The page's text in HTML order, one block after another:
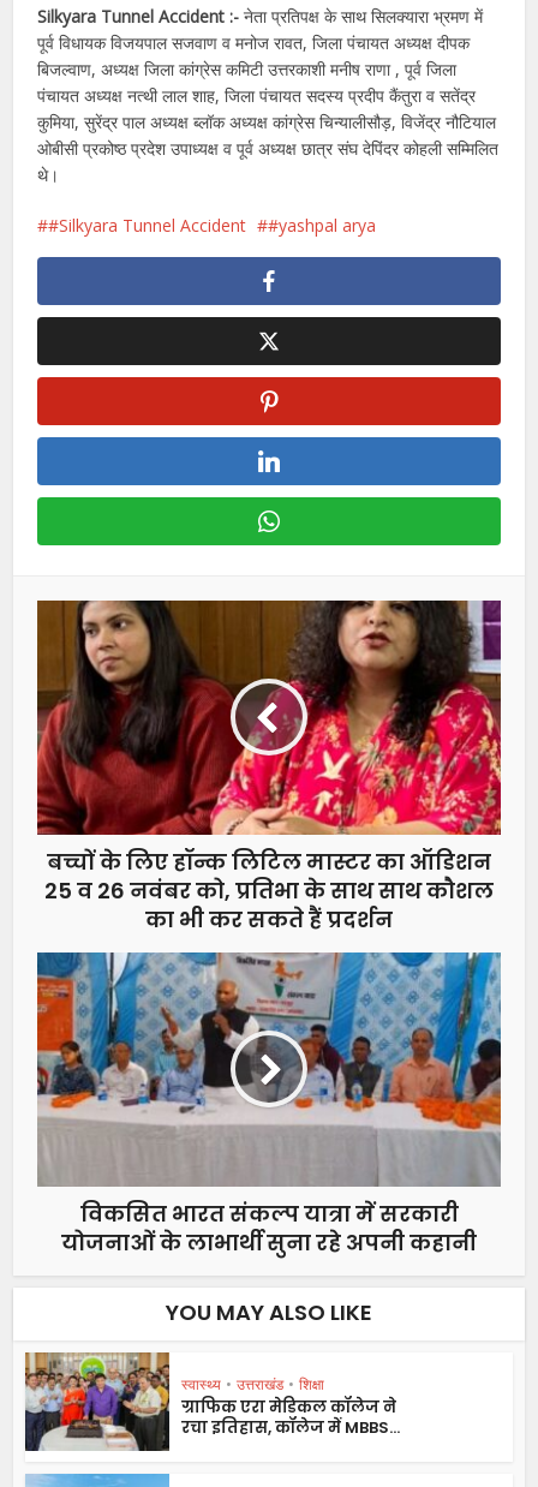
Silkyara Tunnel Accident :- नेता प्रतिपक्ष के साथ सिलक्यारा भ्रमण में
पूर्व विधायक विजयपाल सजवाण व मनोज रावत, जिला पंचायत अध्यक्ष दीपक
बिजल्वाण, अध्यक्ष जिला कांग्रेस कमिटी उत्तरकाशी मनीष राणा , पूर्व जिला
पंचायत अध्यक्ष नत्थी लाल शाह, जिला पंचायत सदस्य प्रदीप कैंतुरा व सतेंद्र
कुमिया, सुरेंद्र पाल अध्यक्ष ब्लॉक अध्यक्ष कांग्रेस चिन्यालीसौड़, विजेंद्र नौटियाल
ओबीसी प्रकोष्ठ प्रदेश उपाध्यक्ष व पूर्व अध्यक्ष छात्र संघ देपिंदर कोहली सम्मिलित
थे।
#Silkyara Tunnel Accident #yashpal arya
बच्चों के लिए हॉन्क लिटिल मास्टर का ऑडिशन
25 व 26 नवंबर को, प्रतिभा के साथ साथ कौशल
का भी कर सकते हैं प्रदर्शन
विकसित भारत संकल्प यात्रा में सरकारी
योजनाओं के लाभार्थी सुना रहे अपनी कहानी
YOU MAY ALSO LIKE
स्वास्थ्य • उत्तराखंड • शिक्षा
ग्राफिक एरा मेडिकल कॉलेज ने
रचा इतिहास, कॉलेज में MBBS...